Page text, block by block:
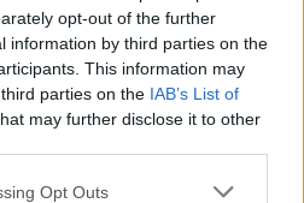
opt-out of the further
information by third parties on the
This information may
parties on the IAB’s List of
may further disclose it to other
Opt Outs